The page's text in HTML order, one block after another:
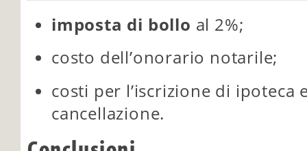
imposta di bollo al 2%;
costo dell’onorario notarile;
costi per l’iscrizione di ipoteca
cancellazione.